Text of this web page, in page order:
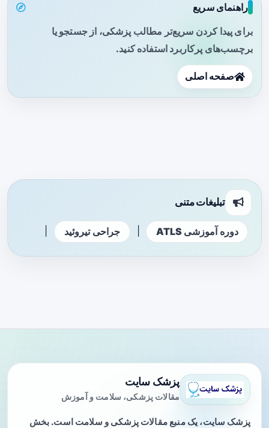
راهنمای سریع
برای پیدا کردن سریع‌تر مطالب پزشکی، از جستجو یا
برچسب‌های پرکاربرد استفاده کنید.
صفحه اصلی
تبلیغات متنی
دوره آموزشی ATLS جراحی تیروئید
پزشک سایت
مقالات پزشکی، سلامت و آموزش
پزشک سایت، یک منبع مقالات پزشکی و سلامت است. بخش